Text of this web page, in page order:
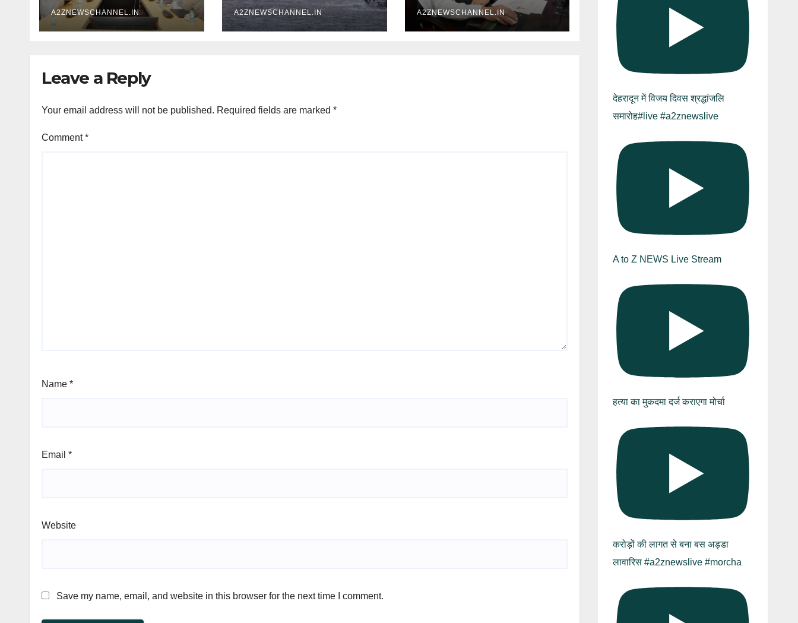
A2ZNEWSCHANNEL.IN A2ZNEWSCHANNEL.IN
स्वीकृति
A2ZNEWSCHANNEL.IN
Leave a Reply
Your email address will not be published. Required fields are marked *
Comment*
Name *
Email *
Website
Save my name, email, and website in this browser for the next time I comment.
देहरादून में विजय दिवस श्रद्धांजलि
समारोह#live #a2znewslive
A to Z NEWS Live Stream
हत्या का मुकदमा दर्ज कराएगा मोर्चा
करोड़ों की लागत से बना बस अड्डा
लावारिस #a2znewslive #morcha